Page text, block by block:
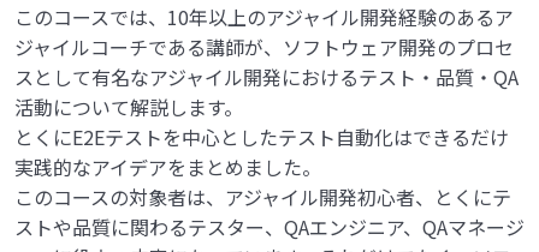
このコースでは、10年以上のアジャイル開発経験のあるア
ジャイルコーチである講師が、ソフトウェア開発のプロセ
スとして有名なアジャイル開発におけるテスト・品質・QA
活動について解説します。
とくにE2Eテストを中心としたテスト自動化はできるだけ
実践的なアイデアをまとめました。
このコースの対象者は、アジャイル開発初心者、とくにテ
ストや品質に関わるテスター、QAエンジニア、QAマネージ